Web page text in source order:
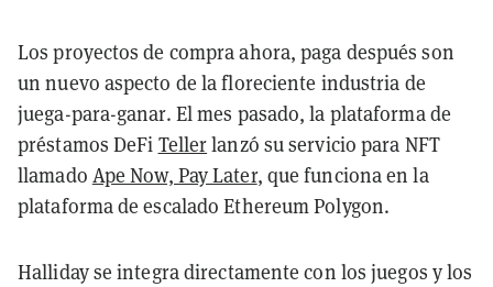
Los proyectos de compra ahora, paga después son
un nuevo aspecto de la floreciente industria de
juega-para-ganar. El mes pasado, la plataforma de
préstamos DeFi Tellerlanzó su servicio para NFT
llamado Ape Now, Pay Later, que funciona en la
plataforma de escalado Ethereum Polygon.
Halliday se integra directamente con los juegos y los